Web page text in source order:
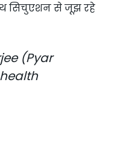
सिचुएशन से जूझ रहे
(Pyar